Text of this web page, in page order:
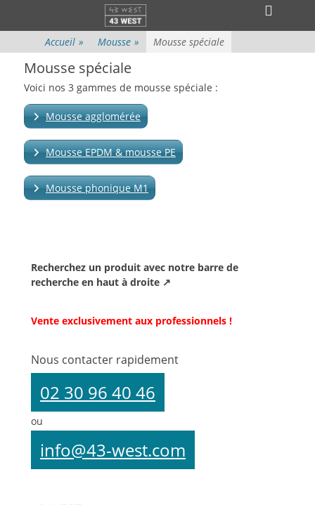
Menu principal
contenu
l’en-
tête
Accueil » Mousse » Mousse spéciale
Mousse spéciale
Voici nos 3 gammes de mousse spéciale :
Mousse agglomérée
Mousse EPDM & mousse PE
Mousse phonique M1
Recherchez un produit avec notre barre de
recherche en haut à droite ↗
Vente exclusivement aux professionnels !
Nous contacter rapidement
02 30 96 40 46
ou
info@43-west.com